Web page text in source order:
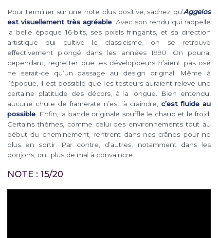
Pour terminer sur une note plus positive, sachez qu’Aggelos
est visuellement très agréable . Avec son rendu qui rappelle
la belle époque 16-bits, ses pixels fringants, et sa direction
artistique qui cultive le classicisme, on se retrouve
effectivement plongé dans les années 1990. On pourra,
cependant, regretter que les développeurs n’aient pas osé
ne serait-ce qu’un passage au design original. Même à
l’époque, il est possible que les testeurs auraient relevé une
certaine platitude des décors, à la longue. Bien entendu,
aucune chute de framerate n’est à craindre, c’est fluide au
possible . Enfin, la bande originale souffle le chaud et le froid.
Certains thèmes, comme celui des environnements tout au
début du cheminement, rentrent dans nos crânes pour ne
plus en sortir. Par contre, d’autres, notamment dans les
donjons, ont plus de mal à convaincre.
NOTE : 15/20